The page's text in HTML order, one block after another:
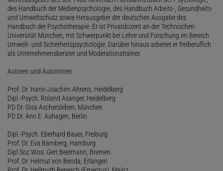
des Handbuch der Medienpsychologie, des Handbuch Arbeits-, Gesundheits-
und Umweltschutz sowie Herausgeber der deutschen Ausgabe des
Handbuch der Psychotherapie. Er ist Privatdozent an der Technischen
Universität München, mit Schwerpunkt bei Lehre und Forschung im Bereich
Umwelt- und Sicherheitspsychologie. Darüber hinaus arbeitet er freiberuflich
als Unternehmensberater und Moderationstrainer.
Autoren und Autorinnen
Prof. Dr. Hans-Joachim Ahrens, Heidelberg
Dipl.-Psych. Roland Asanger, Heidelberg
PD Dr. Gisa Aschersleben, München
PD Dr. Ann E. Auhagen, Berlin
Dipl.-Psych. Eberhard Bauer, Freiburg
Prof. Dr. Eva Bamberg, Hamburg
Dipl.Soz.Wiss. Gert Beelmann, Bremen
Prof. Dr. Helmut von Benda, Erlangen